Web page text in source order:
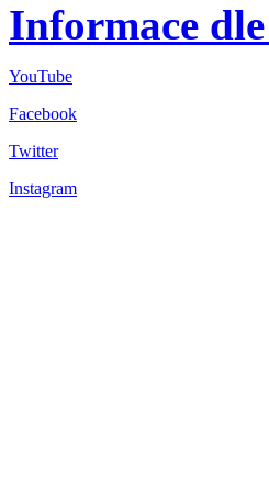
Informace
YouTube
Facebook
Twitter
Instagram